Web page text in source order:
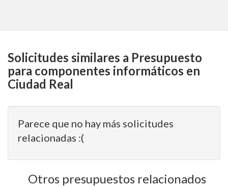
Solicitudes similares a Presupuesto
para componentes informáticos en
Ciudad Real
Parece que no hay más solicitudes
relacionadas :(
Otros presupuestos relacionados